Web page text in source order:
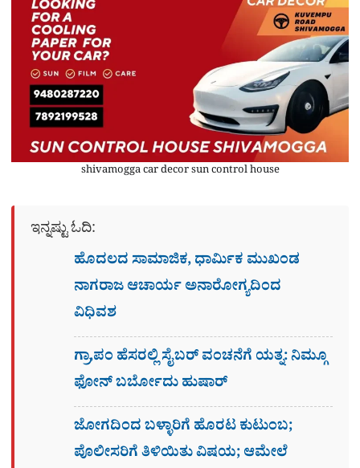
shivamogga car decor sun control house
ಇನ್ನಷ್ಟು ಓದಿ:
ಹೊದಲದ ಸಾಮಾಜಿಕ, ಧಾರ್ಮಿಕ ಮುಖಂಡ
ನಾಗರಾಜ ಆಚಾರ್ಯ ಅನಾರೋಗ್ಯದಿಂದ
ವಿಧಿವಶ
ಗ್ರಾ,ಪಂ ಹೆಸರಲ್ಲಿ ಸೈಬ‌ರ್ ವಂಚನೆಗೆ ಯತ್ನ: ನಿಮ್ಗೂ
ಫೋನ್​ ಬರ್ಬೋದು ಹುಷಾರ್​​
ಜೋಗದಿಂದ ಬಳ್ಳಾರಿಗೆ ಹೊರಟ ಕುಟುಂಬ;
ಪೊಲೀಸರಿಗೆ ತಿಳಿಯಿತು ವಿಷಯ; ಆಮೇಲೆ